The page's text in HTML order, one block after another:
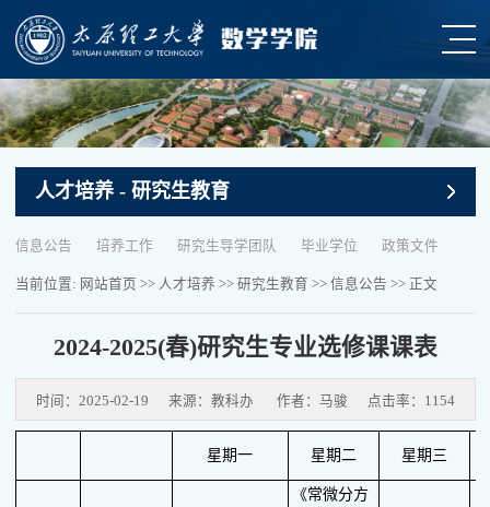
人才培养 - 研究生教育
信息公告 培养工作 研究生导学团队 毕业学位 政策文件
当前位置: 网站首页 >> 人才培养 >> 研究生教育 >> 信息公告 >> 正文
2024-2025(春)研究生专业选修课课表
时间：2025-02-19 来源：教科办 作者：马骏 点击率： 1154
星期一 星期二 星期三
《常微分方